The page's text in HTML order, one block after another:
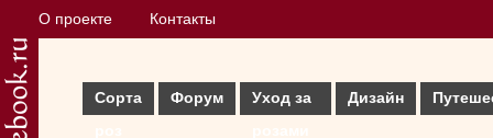
О проекте Контакты
Сорта
Форум
Уход за
Дизайн